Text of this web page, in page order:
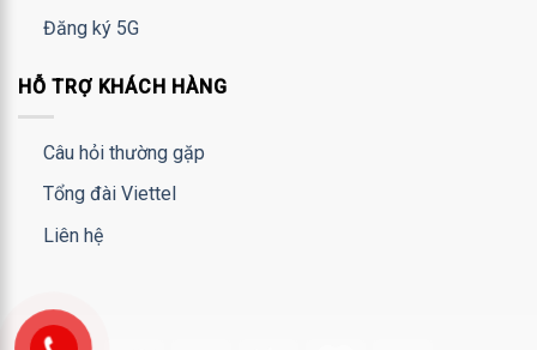
Đăng ký 5G
HỖ TRỢ KHÁCH HÀNG
Câu hỏi thường gặp
Tổng đài Viettel
Liên hệ